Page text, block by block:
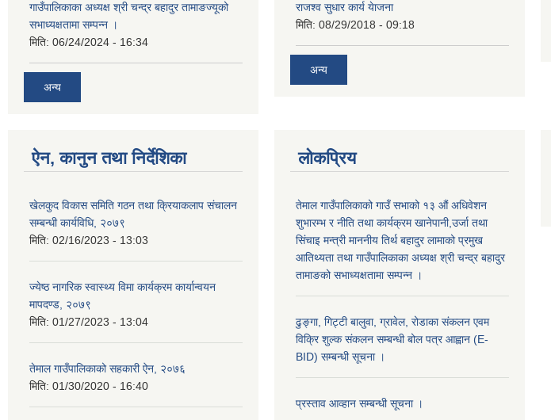
गाउँपालिकाका अध्यक्ष श्री चन्द्र बहादुर तामाङज्यूको
सभाध्यक्षतामा सम्पन्न ।
मिति: 06/24/2024 - 16:34
अन्य
राजश्व सुधार कार्य येाजना
मिति: 08/29/2018 - 09:18
अन्य
ऐन, कानुन तथा निर्देशिका
खेलकुद विकास समिति गठन तथा क्रियाकलाप संचालन
सम्बन्धी कार्यविधि, २०७९
मिति: 02/16/2023 - 13:03
ज्येष्ठ नागरिक स्वास्थ्य विमा कार्यक्रम कार्यान्वयन
मापदण्ड, २०७९
मिति: 01/27/2023 - 13:04
तेमाल गाउँपालिकाको सहकारी ऐन, २०७६
मिति: 01/30/2020 - 16:40
लोकप्रिय
तेमाल गाउँपालिकाको गाउँ सभाको १३ औं अधिवेशन
शुभारम्भ र नीति तथा कार्यक्रम खानेपानी,उर्जा तथा
सिंचाइ मन्त्री माननीय तिर्थ बहादुर लामाको प्रमुख
आतिथ्यता तथा गाउँपालिकाका अध्यक्ष श्री चन्द्र बहादुर
तामाङको सभाध्यक्षतामा सम्पन्न ।
ढुङ्गा, गिट्टी बालुवा, ग्रावेल, रोडाका संकलन एवम
विक्रि शुल्क संकलन सम्बन्धी बोल पत्र आह्वान (E-
BID) सम्बन्धी सूचना ।
प्रस्ताव आव्हान सम्बन्धी सूचना ।